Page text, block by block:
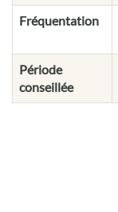
Fréquentation
Période
conseillée